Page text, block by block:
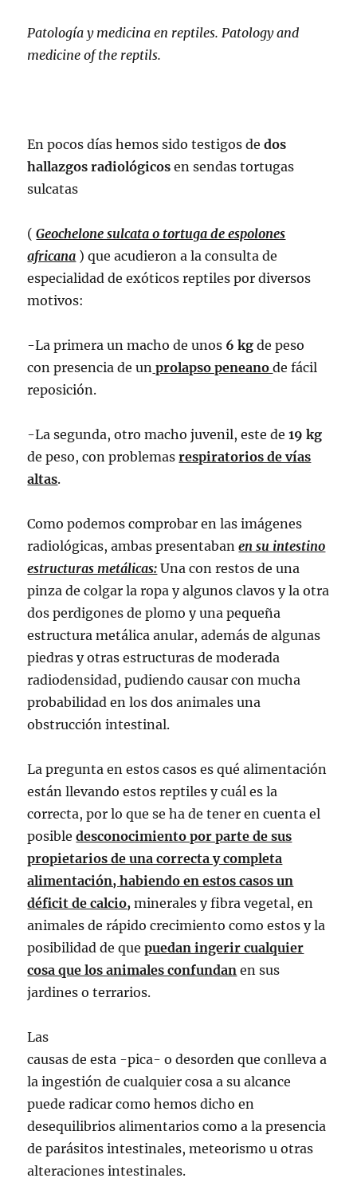
Patología y medicina en reptiles. Patology and
medicine of the reptils.
En pocos días hemos sido testigos dedos
hallazgos radiológicos en sendas tortugas
sulcatas
(Geochelone sulcata o tortuga de espolones
africana ) que acudieron a la consulta de
especialidad de exóticos reptiles por diversos
motivos:
-La primera un macho de unos 6 kg de peso
con presencia de un prolapso peneanode fácil
reposición.
-La segunda, otro macho juvenil, este de19 kg
de peso, con problemasrespiratorios de vías
altas.
Como podemos comprobar en las imágenes
radiológicas, ambas presentabanen su intestino
estructuras metálicas: Una con restos de una
pinza de colgar la ropa y algunos clavos y la otra
dos perdigones de plomo y una pequeña
estructura metálica anular, además de algunas
piedras y otras estructuras de moderada
radiodensidad, pudiendo causar con mucha
probabilidad en los dos animales una
obstrucción intestinal.
La pregunta en estos casos es qué alimentación
están llevando estos reptiles y cuál es la
correcta, por lo que se ha de tener en cuenta el
posibledesconocimiento por parte de sus
propietarios de una correcta y completa
alimentación, habiendo en estos casos un
déficit de calcio, minerales y fibra vegetal, en
animales de rápido crecimiento como estos y la
posibilidad de quepuedan ingerir cualquier
cosa que los animales confundan en sus
jardines o terrarios.
Las
causas de esta -pica- o desorden que conlleva a
la ingestión de cualquier cosa a su alcance
puede radicar como hemos dicho en
desequilibrios alimentarios como a la presencia
de parásitos intestinales, meteorismo u otras
alteraciones intestinales.